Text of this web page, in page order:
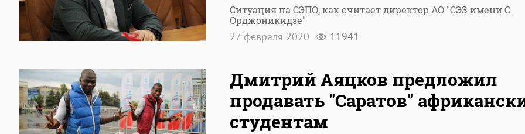
Ситуация на СЭПО, как считает директор АО "СЭЗ имени С.
Орджоникидзе"
27 февраля 2020 11941
Дмитрий Аяцков предложил
продавать "Саратов"
студентам